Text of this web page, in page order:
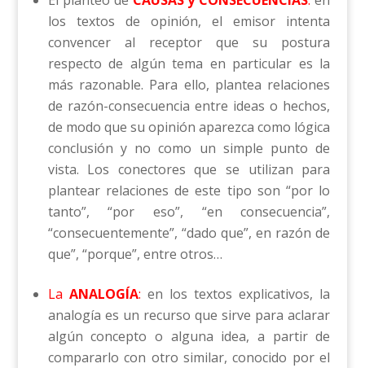
los textos de opinión, el emisor intenta
convencer al receptor que su postura
respecto de algún tema en particular es la
más razonable. Para ello, plantea relaciones
de razón-consecuencia entre ideas o hechos,
de modo que su opinión aparezca como lógica
conclusión y no como un simple punto de
vista. Los conectores que se utilizan para
plantear relaciones de este tipo son “por lo
tanto”, “por eso”, “en consecuencia”,
“consecuentemente”, “dado que”, en razón de
que”, “porque”, entre otros…
La ANALOGÍA: en los textos explicativos, la
analogía es un recurso que sirve para aclarar
algún concepto o alguna idea, a partir de
compararlo con otro similar, conocido por el